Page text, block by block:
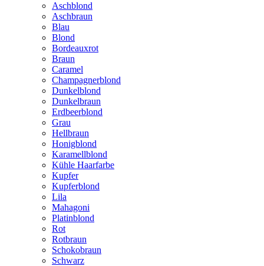
Aschblond
Aschbraun
Blau
Blond
Bordeauxrot
Braun
Caramel
Champagnerblond
Dunkelblond
Dunkelbraun
Erdbeerblond
Grau
Hellbraun
Honigblond
Karamellblond
Kühle Haarfarbe
Kupfer
Kupferblond
Lila
Mahagoni
Platinblond
Rot
Rotbraun
Schokobraun
Schwarz